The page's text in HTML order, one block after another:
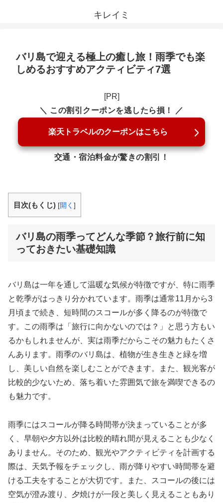
キレイミ
バリ島で迎える極上の癒し旅！雨季でも楽
しめるおすすめアクティビティ7選
[PR]
＼ この割引クーポンを逃したら損！ ／
楽天トラベルのクーポンはこちら
交通・宿泊料金が驚きの割引！
目次(もくじ) [開く ]
バリ島の雨季ってどんな季節？旅行前に知
っておきたい基礎知識
バリ島は一年を通して温暖な気候が特徴ですが、特に雨季
と乾季がはっきり分かれています。雨季は通常11月から3
月頃まで続き、短時間のスコールが多く降るのが特徴で
す。この雨季は「旅行に向かないのでは？」と思う方もい
るかもしれませんが、実は雨季だからこその魅力もたくさ
んあります。雨季のバリ島は、植物が生き生きと緑を増
し、美しい自然を楽しむことができます。また、観光客が
比較的少ないため、落ち着いた雰囲気で旅を満喫できるの
も魅力です。
雨季にはスコールが降る時間帯が決まっていることが多
く、早朝や夕方以外は比較的晴れ間が見えることも少なく
ありません。そのため、観光やアクティビティを計画する
際は、天気予報をチェックし、雨が降りやすい時間帯を避
ける工夫をすることが大切です。また、スコールの後には
空気が澄み渡り、夕焼けが一段と美しく見えることもあり